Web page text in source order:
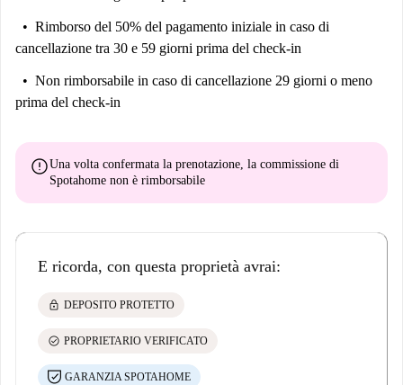
Rimborso del 50% del pagamento iniziale in caso di
cancellazione tra 30 e 59 giorni prima del check-in
Non rimborsabile in caso di cancellazione 29 giorni o meno
prima del check-in
errorUna volta confermata la prenotazione, la commissione di
Spotahome non è rimborsabile
E ricorda, con questa proprietà avrai:
lock DEPOSITO PROTETTO
check_circle PROPRIETARIO VERIFICATO
GARANZIA SPOTAHOME